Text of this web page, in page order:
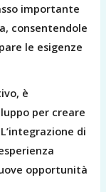
importante
consentendole
le esigenze
è
per creare
di
opportunità